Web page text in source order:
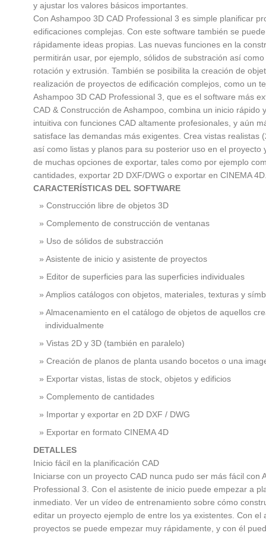
y ajustar los valores básicos importantes.
Con Ashampoo 3D CAD Professional 3 es simple planificar
edificaciones complejas. Con este software también se
rápidamente ideas propias. Las nuevas funciones en la
permitirán usar, por ejemplo, sólidos de substración así
rotación y extrusión. También se posibilita la creación de
realización de proyectos de edificación complejos, como un
Ashampoo 3D CAD Professional 3, que es el software más
CAD & Construcción de Ashampoo, combina un inicio rápido
intuitiva con funciones CAD altamente profesionales, y aún
satisface las demandas más exigentes. Crea vistas realistas
así como listas y planos para su posterior uso en el proyecto
de muchas opciones de exportar, tales como por ejemplo
cantidades, exportar 2D DXF/DWG o exportar en CINEMA
CARACTERÍSTICAS DEL SOFTWARE
Construcción libre de objetos 3D
Complemento de construcción de ventanas
Uso de sólidos de substracción
Asistente de inicio y asistente de proyectos
Editor de superficies para las superficies individuales
Amplios catálogos con objetos, materiales, texturas y
Almacenamiento en el catálogo de objetos de aquellos
individualmente
Vistas 2D y 3D (también en paralelo)
Creación de planos de planta usando bocetos o una
Exportar vistas, listas de stock, objetos y edificios
Complemento de cantidades
Importar y exportar en 2D DXF / DWG
Exportar en formato CINEMA 4D
DETALLES
Inicio fácil en la planificación CAD
Iniciarse con un proyecto CAD nunca pudo ser más fácil con
Professional 3. Con el asistente de inicio puede empezar a
inmediato. Ver un vídeo de entrenamiento sobre cómo
editar un proyecto ejemplo de entre los ya existentes. Con el
proyectos se puede empezar muy rápidamente, y con él